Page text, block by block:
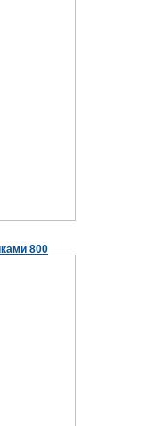
800